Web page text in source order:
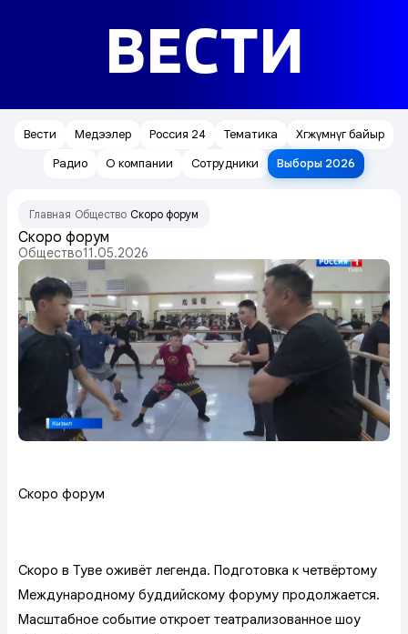
ВЕСТИ
Вести Медээлер Россия 24 Тематика
Хөгжүмнүг байыр
Радио
О компании Сотрудники Выборы 2026
Главная Общество Скоро форум
Скоро форум
Общество11.05.2026
Скоро форум
Скоро в Туве оживёт легенда. Подготовка к четвёртому
Международному буддийскому форуму продолжается.
Масштабное событие откроет театрализованное шоу